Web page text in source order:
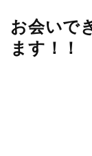
お会いで
ます！！